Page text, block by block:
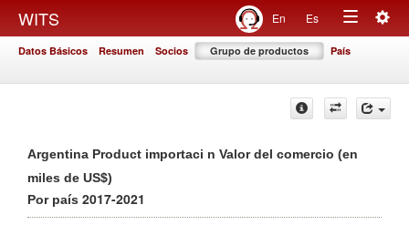
WITS En Es
Toggle
Datos Básicos Resumen Socios Grupo de productos País
Argentina Product importaci n Valor del comercio (en
miles de US$)
Por país 2017-2021